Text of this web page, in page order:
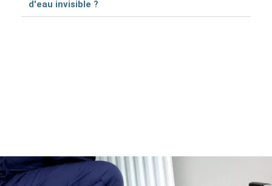
d'eau invisible ?